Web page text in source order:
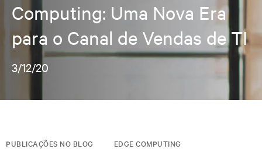
Computing: Uma Nova Era
para o Canal de Vendas de TI
3/12/20
PUBLICAÇÕES NO BLOG EDGE COMPUTING